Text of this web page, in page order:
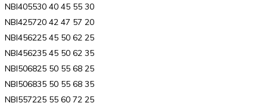
NBI405530 40 45 55 30
NBI425720 42 47 57 20
NBI456225 45 50 62 25
NBI456235 45 50 62 35
NBI506825 50 55 68 25
NBI506835 50 55 68 35
NBI557225 55 60 72 25